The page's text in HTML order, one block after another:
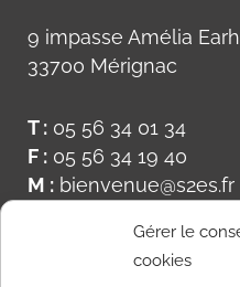
Gérer le
cookies
9 impasse Amélia
33700 Mérignac
T : 05 56 34 01 34
F : 05 56 34 19 40
M : bienvenue@s2es.fr